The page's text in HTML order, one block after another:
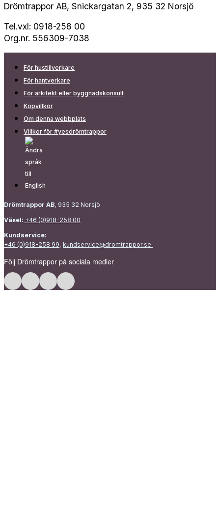
Drömtrappor AB, Snickargatan 2, 935 32 Norsjö
Tel.vxl: 0918-258 00
Org.nr. 556309-7038
För hustillverkare
För hantverkare
För arkitekt eller byggnadskonsult
Köpvillkor
Om denna webbplats
Villkor för #yesdrömtrappor
Drömtrappor AB, 935 32 Norsjö
Växel: +46 (0)918-258 00
Kundservice:
+46 (0)918-258 99, kundservice@dromtrappor.se
Följ Drömtrappor på sociala medier
Följ Drömtrappor på Facebook
Följ Drömtrappor på Instagram
Följ Drömtrappor på LinkedIn
Följ Drömtrappor på Pinterest